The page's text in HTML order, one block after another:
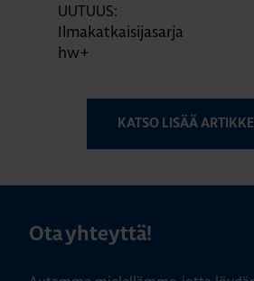
UUTUUS:
Ilmakatkaisijasarja
hw+
KATSO LISÄÄ
Ota yhteyttä!